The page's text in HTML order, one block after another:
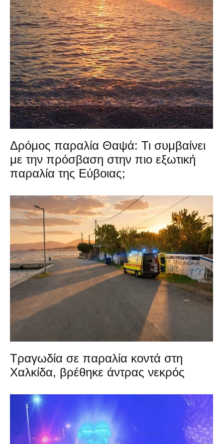
Δρόμος παραλία Θαψά: Τι συμβαίνει
με την πρόσβαση στην πιο εξωτική
παραλία της Εύβοιας;
Τραγωδία σε παραλία κοντά στη
Χαλκίδα, βρέθηκε άντρας νεκρός